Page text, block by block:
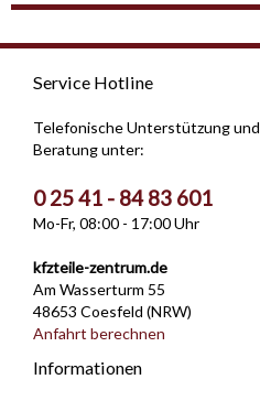
Service Hotline
Telefonische Unterstützung und
Beratung unter:
0 25 41 - 84 83 601
Mo-Fr, 08:00 - 17:00 Uhr
kfzteile-zentrum.de
Am Wasserturm 55
48653 Coesfeld (NRW)
Anfahrt berechnen
Informationen